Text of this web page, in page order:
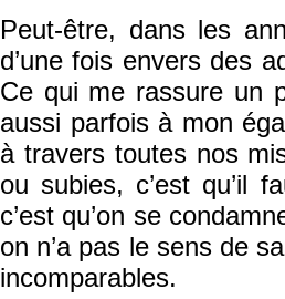
Peut-être, dans les
d’une fois envers des
Ce qui me rassure un
aussi parfois à mon
à travers toutes nos
ou subies, c’est qu’il
c’est qu’on se
on n’a pas le sens de
incomparables.